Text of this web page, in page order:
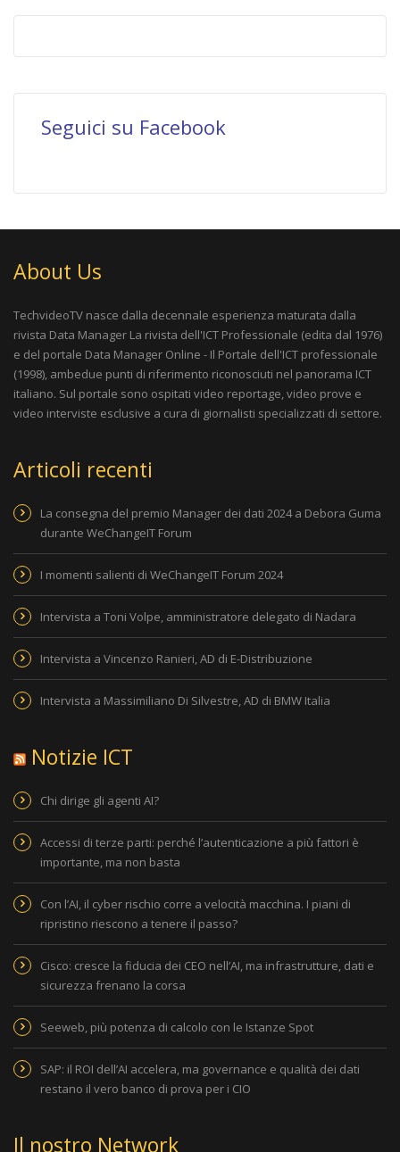
Seguici su Facebook
About Us
TechvideoTV nasce dalla decennale esperienza maturata dalla
rivista Data Manager La rivista dell'ICT Professionale (edita dal 1976)
e del portale Data Manager Online - Il Portale dell'ICT professionale
(1998), ambedue punti di riferimento riconosciuti nel panorama ICT
italiano. Sul portale sono ospitati video reportage, video prove e
video interviste esclusive a cura di giornalisti specializzati di settore.
Articoli recenti
La consegna del premio Manager dei dati 2024 a Debora Guma
durante WeChangeIT Forum
I momenti salienti di WeChangeIT Forum 2024
Intervista a Toni Volpe, amministratore delegato di Nadara
Intervista a Vincenzo Ranieri, AD di E-Distribuzione
Intervista a Massimiliano Di Silvestre, AD di BMW Italia
Notizie ICT
Chi dirige gli agenti AI?
Accessi di terze parti: perché l’autenticazione a più fattori è
importante, ma non basta
Con l’AI, il cyber rischio corre a velocità macchina. I piani di
ripristino riescono a tenere il passo?
Cisco: cresce la fiducia dei CEO nell’AI, ma infrastrutture, dati e
sicurezza frenano la corsa
Seeweb, più potenza di calcolo con le Istanze Spot
SAP: il ROI dell’AI accelera, ma governance e qualità dei dati
restano il vero banco di prova per i CIO
Il nostro Network